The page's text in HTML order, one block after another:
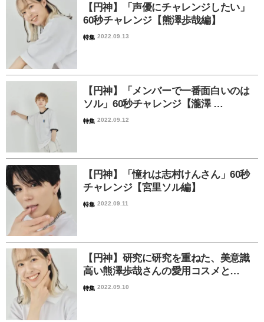
【円神】「声優にチャレンジしたい」
60秒チャレンジ【熊澤歩哉編】
特集 2022.09.13
【円神】「メンバーで一番面白いのは
ソル」60秒チャレンジ【瀧澤 …
特集 2022.09.12
【円神】「憧れは志村けんさん」60秒
チャレンジ【宮里ソル編】
特集 2022.09.11
【円神】研究に研究を重ねた、美意識
高い熊澤歩哉さんの愛用コスメと…
特集 2022.09.10